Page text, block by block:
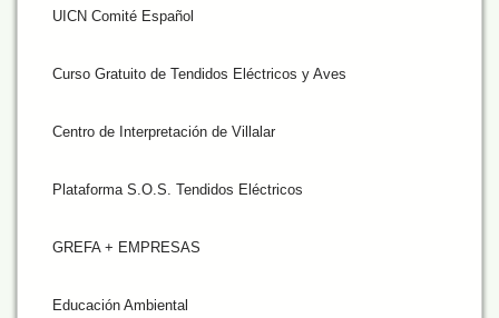
UICN Comité Español
Curso Gratuito de Tendidos Eléctricos y Aves
Centro de Interpretación de Villalar
Plataforma S.O.S. Tendidos Eléctricos
GREFA + EMPRESAS
Educación Ambiental